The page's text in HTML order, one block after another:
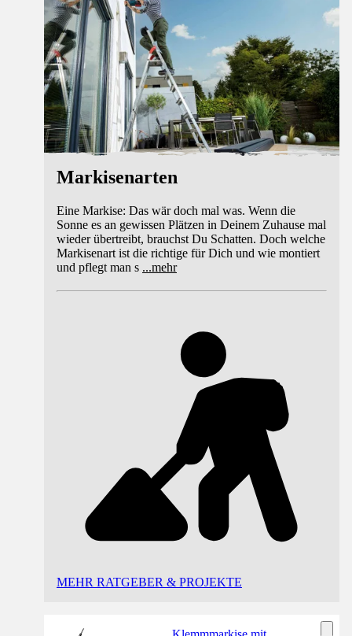
Markisenarten
Eine Markise: Das wär doch mal was. Wenn die
Sonne es an gewissen Plätzen in Deinem Zuhause mal
wieder übertreibt, brauchst Du Schatten. Doch welche
Markisenart ist die richtige für Dich und wie montiert
und pflegt man s ...mehr
MEHR RATGEBER & PROJEKTE